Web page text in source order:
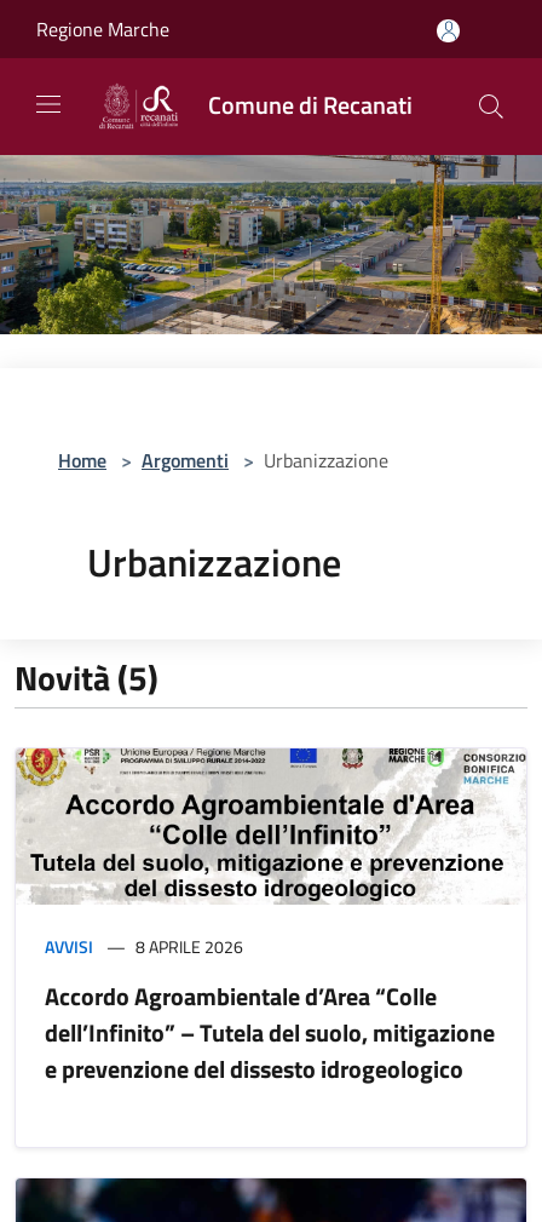
Regione Marche
Comune di Recanati
Home > Argomenti > Urbanizzazione
Urbanizzazione
Novità (5)
AVVISI 8 APRILE 2026
Accordo Agroambientale d’Area “Colle
dell’Infinito” – Tutela del suolo, mitigazione
e prevenzione del dissesto idrogeologico